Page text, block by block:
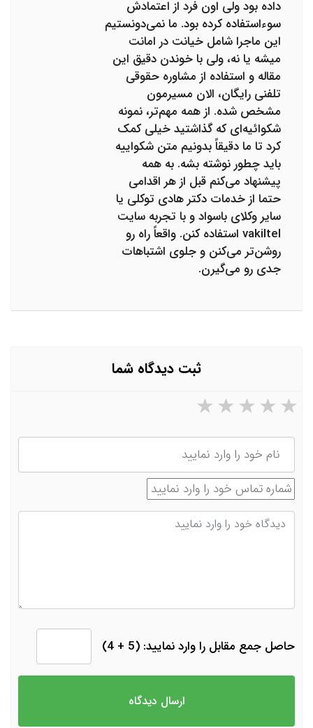
داده بود ولی اون فرد از اعتمادش
سوءاستفاده کرده بود. ما نمی‌دونستیم
این ماجرا شامل خیانت در امانت
میشه یا نه، ولی با خوندن دقیق این
مقاله و استفاده از مشاوره حقوقی
تلفنی رایگان، الان مسیرمون
مشخص شده. از همه مهم‌تر، نمونه
شکوائیه‌ای که گذاشتید خیلی کمک
کرد تا ما دقیقاً بدونیم متن شکواییه
باید چطور نوشته بشه. به همه
پیشنهاد می‌کنم قبل از هر اقدامی
حتما از خدمات دکتر هادی توکلی یا
سایر وکلای باسواد و با تجربه سایت
vakiltel استفاده کنن. واقعاً راه رو
روشن‌تر می‌کنن و جلوی اشتباهات
جدی رو می‌گیرن.
ثبت دیدگاه شما
۵ ستاره از ۵ ۴ ستاره از ۵ ۳ ستاره از ۵ ۲ ستاره از ۵
نام
شماره تماس
دیدگاه
حاصل جمع مقابل را وارد نمایید: (5 + 4)